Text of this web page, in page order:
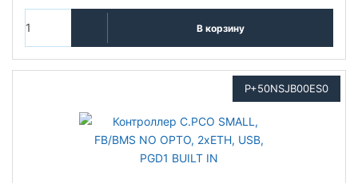
В корзину
P+50NSJB00ES0